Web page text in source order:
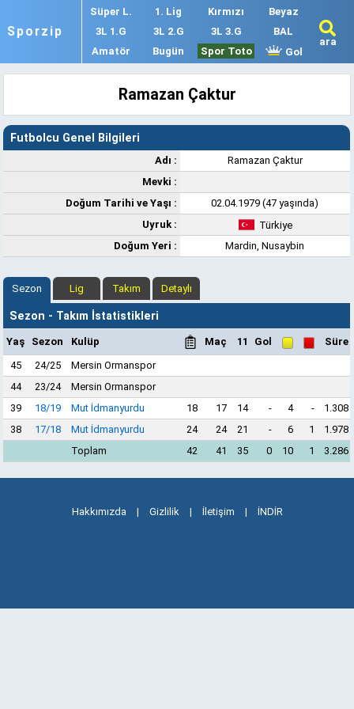
Sporzip
Süper L. 1. Lig Kırmızı
Beyaz
3L 1.G
3L 2.G 3L 3.G
BAL
Amatör
Bugün Spor Toto Gol
ara
Ramazan Çaktur
Futbolcu Genel Bilgileri
Adı :
Ramazan Çaktur
Mevki :
Doğum Tarihi ve Yaşı :
02.04.1979 (47 yaşında)
Uyruk :
Türkiye
Doğum Yeri :
Mardin, Nusaybin
Sezon Lig Takım Detaylı
Sezon - Takım İstatistikleri
Yaş Sezon Kulüp Maç 11 Gol
Süre
45
24/25
Mersin Ormanspor
44
23/24
Mersin Ormanspor
39
18/19 Mut İdmanyurdu 18 17 14 - 4 -
1.308
38
17/18 Mut İdmanyurdu 24 24 21 - 6 1
1.978
Toplam
42 41 35 0 10 1 3.286
Hakkımızda | Gizlilik | İletişim | İNDİR